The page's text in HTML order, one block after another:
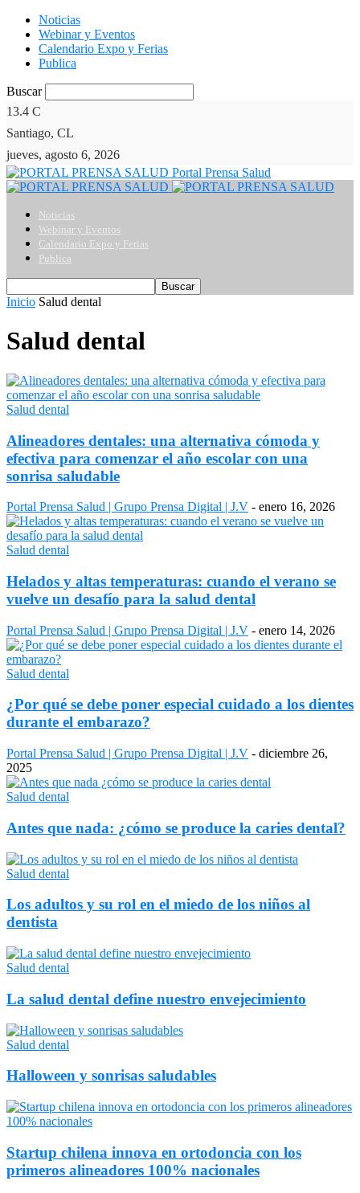
Noticias
Webinar y Eventos
Calendario Expo y Ferias
Publica
Buscar
13.4 C
Santiago, CL
jueves, agosto 6, 2026
Portal Prensa Salud
Noticias
Webinar y Eventos
Calendario Expo y Ferias
Publica
Inicio Salud dental
Salud dental
Salud dental
Alineadores dentales: una alternativa cómoda y
efectiva para comenzar el año escolar con una
sonrisa saludable
Portal Prensa Salud | Grupo Prensa Digital | J.V - enero 16, 2026
Salud dental
Helados y altas temperaturas: cuando el verano se
vuelve un desafío para la salud dental
Portal Prensa Salud | Grupo Prensa Digital | J.V - enero 14, 2026
Salud dental
¿Por qué se debe poner especial cuidado a los dientes
durante el embarazo?
Portal Prensa Salud | Grupo Prensa Digital | J.V - diciembre 26,
2025
Salud dental
Antes que nada: ¿cómo se produce la caries dental?
Salud dental
Los adultos y su rol en el miedo de los niños al
dentista
Salud dental
La salud dental define nuestro envejecimiento
Salud dental
Halloween y sonrisas saludables
Startup chilena innova en ortodoncia con los
primeros alineadores 100% nacionales